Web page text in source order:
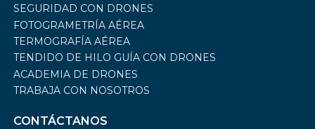
SEGURIDAD CON DRONES
FOTOGRAMETRÍA AÉREA
TERMOGRAFÍA AÉREA
TENDIDO DE HILO GUÍA CON DRONES
ACADEMIA DE DRONES
TRABAJA CON NOSOTROS
CONTÁCTANOS